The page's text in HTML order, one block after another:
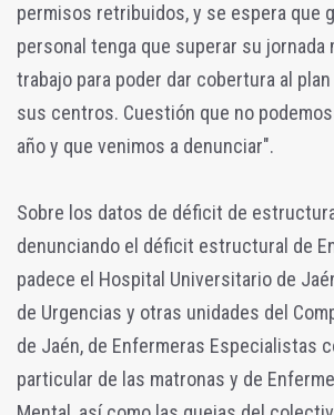
permisos retribuidos, y se espera que
personal tenga que superar su jornada
trabajo para poder dar cobertura al
sus centros. Cuestión que no
año y que venimos a denunciar".
Sobre los datos de déficit de
denunciando el déficit estructural de
padece el Hospital Universitario de
de Urgencias y otras unidades del
de Jaén, de Enfermeras Especialistas
particular de las matronas y de